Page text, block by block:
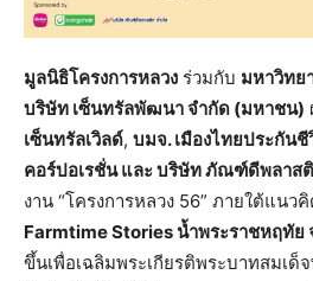
มูลนิธิโครงการหลวง ร่วมกับ มหาวิทย
บริษัท เซ็นทรัลพัฒนา จำกัด (มหาชน)
เซ็นทรัลเวิลด์, บมจ. เมืองไทยประกัน
คอร์ปอเรชั่น และ บริษัท ภัณฑ์ดีพลาส
งาน “โครงการหลวง 56” ภายใต้แนว
Farmtime Stories น้ำพระราชหฤทัย
ขึ้นเพื่อเฉลิมพระเกียรติพระบาทสมเด็